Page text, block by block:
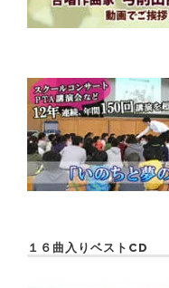
１６曲入りベストCD